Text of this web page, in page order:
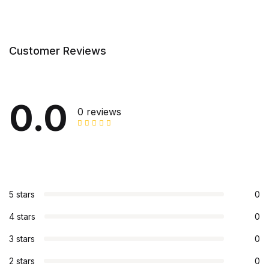
Customer Reviews
0.0 0 reviews
5 stars 0
4 stars 0
3 stars 0
2 stars 0